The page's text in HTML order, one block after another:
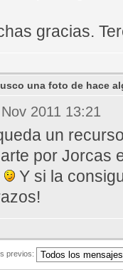
gracias.
una foto de hace
2011 13:21
un
por Jorcas
Y si la
previos: